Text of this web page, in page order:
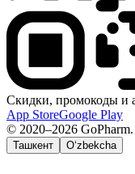
Скидки, промокоды и
App StoreGoogle Play
© 2020–2026
Ташкент O‘zbekcha